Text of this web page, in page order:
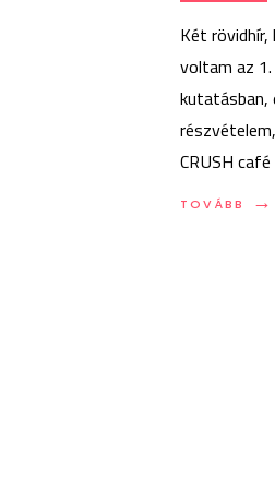
Két rövidhír,
voltam az
kutatásban,
CRUSH café
TOVÁBB →